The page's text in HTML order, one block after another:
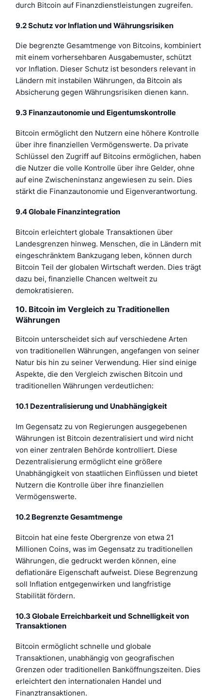
durch Bitcoin auf Finanzdienstleistungen zugreifen.
9.2 Schutz vor Inflation und Währungsrisiken
Die begrenzte Gesamtmenge von Bitcoins, kombiniert
mit einem vorhersehbaren Ausgabemuster, schützt
vor Inflation. Dieser Schutz ist besonders relevant in
Ländern mit instabilen Währungen, da Bitcoin als
Absicherung gegen Währungsrisiken dienen kann.
9.3 Finanzautonomie und Eigentumskontrolle
Bitcoin ermöglicht den Nutzern eine höhere Kontrolle
über ihre finanziellen Vermögenswerte. Da private
Schlüssel den Zugriff auf Bitcoins ermöglichen, haben
die Nutzer die volle Kontrolle über ihre Gelder, ohne
auf eine Zwischeninstanz angewiesen zu sein. Dies
stärkt die Finanzautonomie und Eigenverantwortung.
9.4 Globale Finanzintegration
Bitcoin erleichtert globale Transaktionen über
Landesgrenzen hinweg. Menschen, die in Ländern mit
eingeschränktem Bankzugang leben, können durch
Bitcoin Teil der globalen Wirtschaft werden. Dies trägt
dazu bei, finanzielle Chancen weltweit zu
demokratisieren.
10. Bitcoin im Vergleich zu Traditionellen
Währungen
Bitcoin unterscheidet sich auf verschiedene Arten
von traditionellen Währungen, angefangen von seiner
Natur bis hin zu seiner Verwendung. Hier sind einige
Aspekte, die den Vergleich zwischen Bitcoin und
traditionellen Währungen verdeutlichen:
10.1 Dezentralisierung und Unabhängigkeit
Im Gegensatz zu von Regierungen ausgegebenen
Währungen ist Bitcoin dezentralisiert und wird nicht
von einer zentralen Behörde kontrolliert. Diese
Dezentralisierung ermöglicht eine größere
Unabhängigkeit von staatlichen Einflüssen und bietet
Nutzern die Kontrolle über ihre finanziellen
Vermögenswerte.
10.2 Begrenzte Gesamtmenge
Bitcoin hat eine feste Obergrenze von etwa 21
Millionen Coins, was im Gegensatz zu traditionellen
Währungen, die gedruckt werden können, eine
deflationäre Eigenschaft aufweist. Diese Begrenzung
soll Inflation entgegenwirken und langfristige
Stabilität fördern.
10.3 Globale Erreichbarkeit und Schnelligkeit von
Transaktionen
Bitcoin ermöglicht schnelle und globale
Transaktionen, unabhängig von geografischen
Grenzen oder traditionellen Banköffnungszeiten. Dies
erleichtert den internationalen Handel und
Finanztransaktionen.